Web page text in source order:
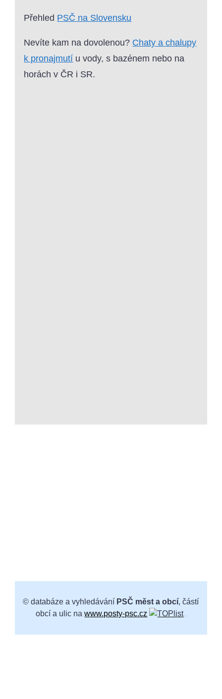
Přehled PSČ na Slovensku
Nevíte kam na dovolenou? Chaty a chalupy
k pronajmutí u vody, s bazénem nebo na
horách v ČR i SR.
© databáze a vyhledávání PSČ měst a obcí, částí
obcí a ulic nawww.posty-psc.cz